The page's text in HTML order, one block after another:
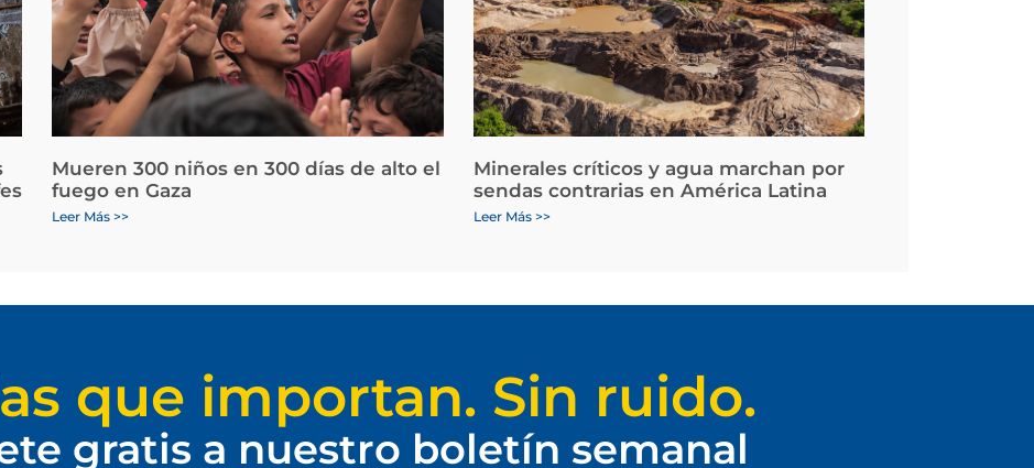
Mueren 300 niños en 300 días de alto el
fuego en Gaza
Leer Más >>
Minerales críticos y agua marchan por
sendas contrarias en América Latina
Leer Más >>
que importan. Sin ruido.
gratis a nuestro boletín semanal